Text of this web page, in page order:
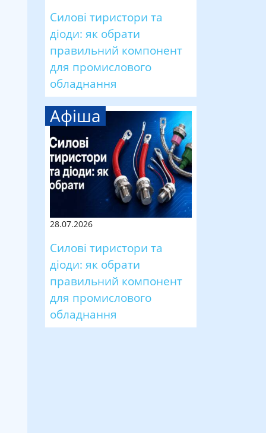
Силові тиристори та
діоди: як обрати
правильний компонент
для промислового
обладнання
Афіша
28.07.2026
Силові тиристори та
діоди: як обрати
правильний компонент
для промислового
обладнання